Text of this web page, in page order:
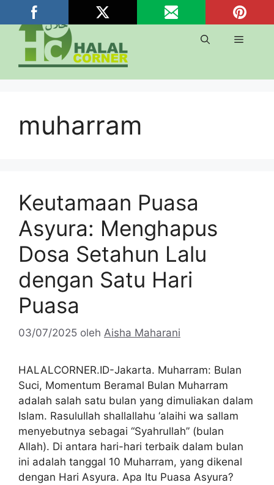
Langsung
ke
Menu
muharram
Keutamaan Puasa
Asyura: Menghapus
Dosa Setahun Lalu
dengan Satu Hari
Puasa
03/07/2025 oleh Aisha Maharani
HALALCORNER.ID-Jakarta. Muharram: Bulan
Suci, Momentum Beramal Bulan Muharram
adalah salah satu bulan yang dimuliakan dalam
Islam. Rasulullah shallallahu ‘alaihi wa sallam
menyebutnya sebagai “Syahrullah” (bulan
Allah). Di antara hari-hari terbaik dalam bulan
ini adalah tanggal 10 Muharram, yang dikenal
dengan Hari Asyura. Apa Itu Puasa Asyura?